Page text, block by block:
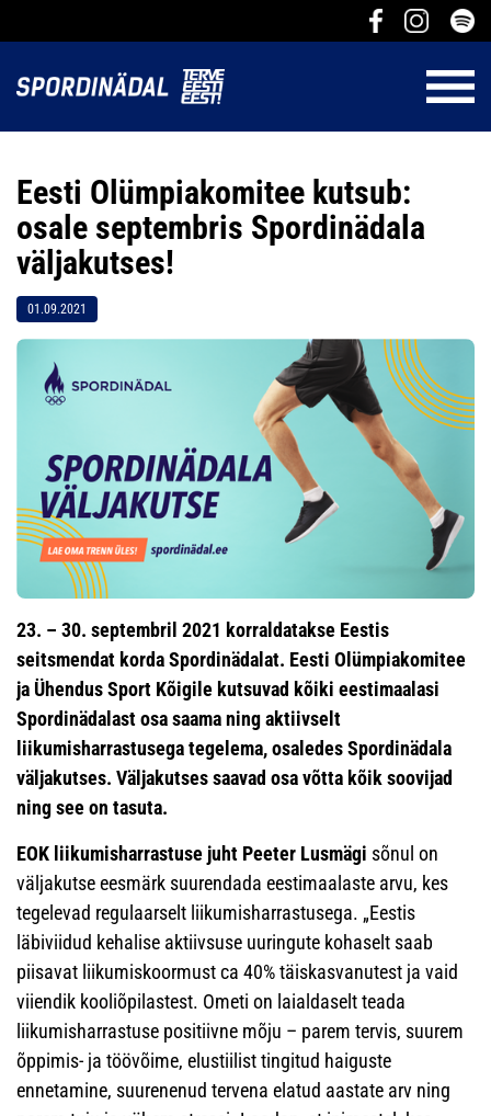
Eesti Olümpiakomitee kutsub:
osale septembris Spordinädala
väljakutses!
01.09.2021
23. – 30. septembril 2021 korraldatakse Eestis
seitsmendat korda Spordinädalat. Eesti Olümpiakomitee
ja Ühendus Sport Kõigile kutsuvad kõiki eestimaalasi
Spordinädalast osa saama ning aktiivselt
liikumisharrastusega tegelema, osaledes Spordinädala
väljakutses. Väljakutses saavad osa võtta kõik soovijad
ning see on tasuta.
EOK liikumisharrastuse juht Peeter Lusmägi sõnul on
väljakutse eesmärk suurendada eestimaalaste arvu, kes
tegelevad regulaarselt liikumisharrastusega. „Eestis
läbiviidud kehalise aktiivsuse uuringute kohaselt saab
piisavat liikumiskoormust ca 40% täiskasvanutest ja vaid
viiendik kooliõpilastest. Ometi on laialdaselt teada
liikumisharrastuse positiivne mõju – parem tervis, suurem
õppimis- ja töövõime, elustiilist tingitud haiguste
ennetamine, suurenenud tervena elatud aastate arv ning